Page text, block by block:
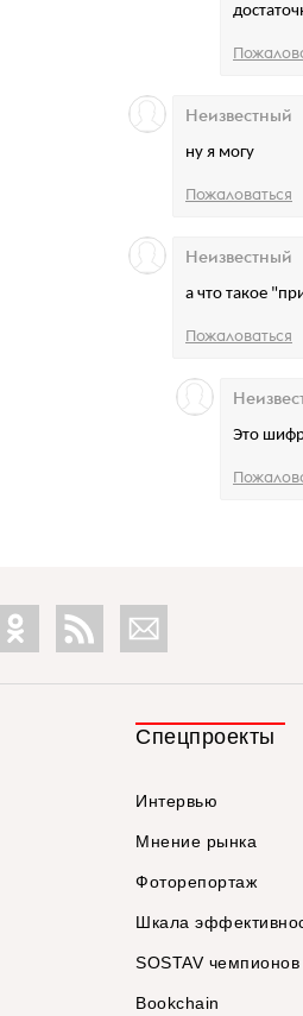
ну я могу
Неизвестный
Пожаловаться
а что такое
Неизвестный
Пожаловаться
Это
Спецпроекты
Интервью
Мнение рынка
Фоторепортаж
Шкала
SOSTAV
Bookchain